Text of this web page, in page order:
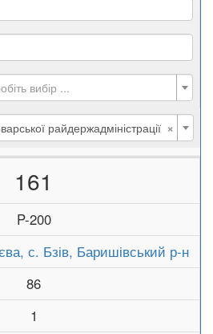
вибір ...
×
райдержадміністрації
161
P-200
с. Бзів, Баришівський р-н
86
1